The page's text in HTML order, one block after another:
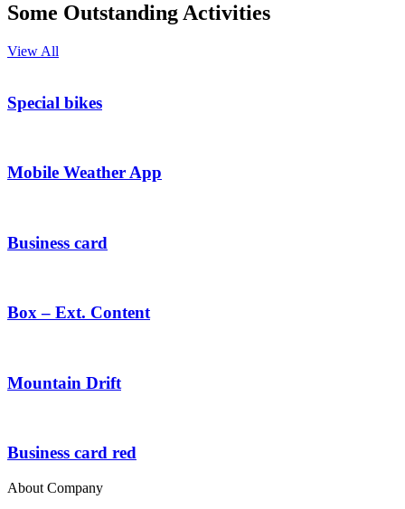
Some Outstanding Activities
View All
Special bikes
Mobile Weather App
Business card
Box – Ext. Content
Mountain Drift
Business card red
About Company